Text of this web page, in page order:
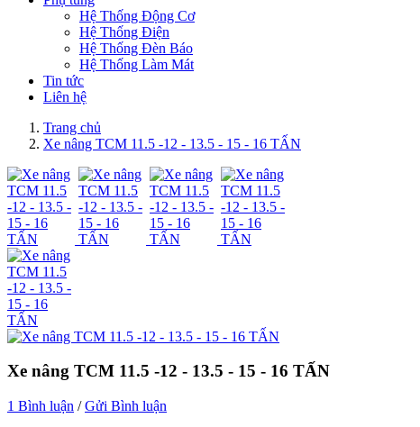
Hệ Thống Động Cơ
Hệ Thống Điện
Hệ Thống Đèn Báo
Hệ Thống Làm Mát
Tin tức
Liên hệ
Trang chủ
Xe nâng TCM 11.5 -12 - 13.5 - 15 - 16 TẤN
Xe nâng TCM 11.5 -12 - 13.5 - 15 - 16 TẤN
1 Bình luận /Gửi Bình luận